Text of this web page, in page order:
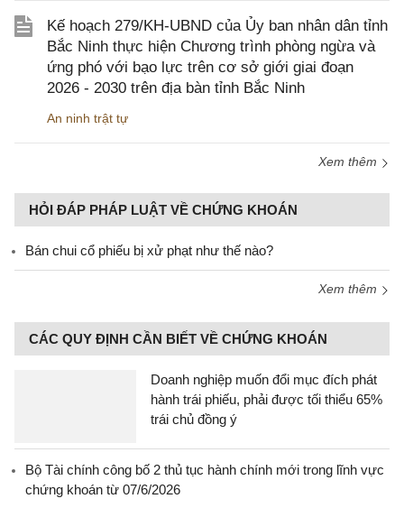
Kế hoạch 279/KH-UBND của Ủy ban nhân dân tỉnh
Bắc Ninh thực hiện Chương trình phòng ngừa và
ứng phó với bạo lực trên cơ sở giới giai đoạn
2026 - 2030 trên địa bàn tỉnh Bắc Ninh
An ninh trật tự
Xem thêm
HỎI ĐÁP PHÁP LUẬT VỀ CHỨNG KHOÁN
Bán chui cổ phiếu bị xử phạt như thế nào?
Xem thêm
CÁC QUY ĐỊNH CẦN BIẾT VỀ CHỨNG KHOÁN
Doanh nghiệp muốn đổi mục đích phát
hành trái phiếu, phải được tối thiểu 65%
trái chủ đồng ý
Bộ Tài chính công bố 2 thủ tục hành chính mới trong lĩnh vực
chứng khoán từ 07/6/2026